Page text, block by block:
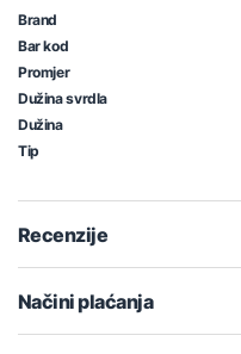
Brand
Bar kod
Promjer
Dužina svrdla
Dužina
Tip
Recenzije
Načini plaćanja